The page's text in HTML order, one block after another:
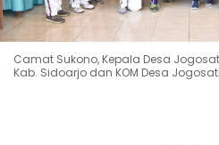
Camat Sukono, Kepala Desa
Kab. Sidoarjo dan KOM Desa